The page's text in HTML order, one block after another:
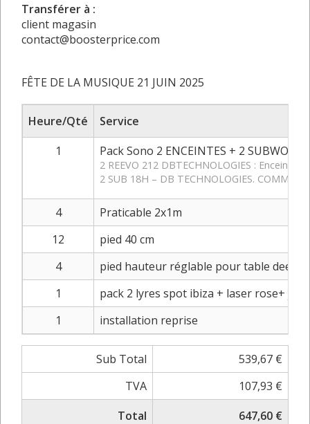
Transférer à :
client magasin
contact@boosterprice.com
FÊTE DE LA MUSIQUE 21 JUIN 2025
Heure/Qté
Service
1
Pack Sono 2 ENCEINTES + 2
2 REEVO 212 DBTECHNOLOGIES :
2 SUB 18H – DB TECHNOLOGIES. COMME
4
Praticable 2x1m
12
pied 40 cm
4
pied hauteur réglable pour table deejay
1
pack 2 lyres spot ibiza + laser rose+
1
installation reprise
Sub Total
539,67 €
TVA
107,93 €
Total
647,60 €